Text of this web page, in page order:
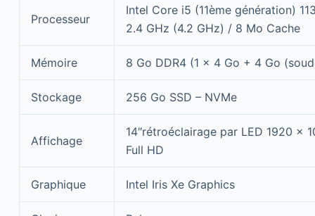
Processeur
Intel Core i5 (11ème génération)
2.4 GHz (4.2 GHz) / 8 Mo Cache
Mémoire 8 Go DDR4 (1 x 4 Go + 4 Go
Stockage 256 Go SSD – NVMe
Affichage
14″rétroéclairage par LED 1920 x
Full HD
Graphique Intel Iris Xe Graphics